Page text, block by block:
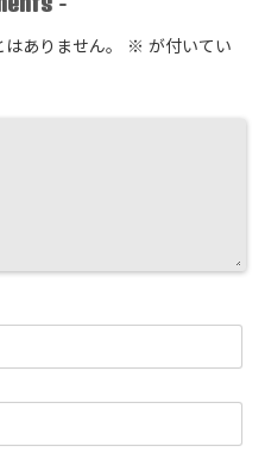
ありません。 ※ が付いてい